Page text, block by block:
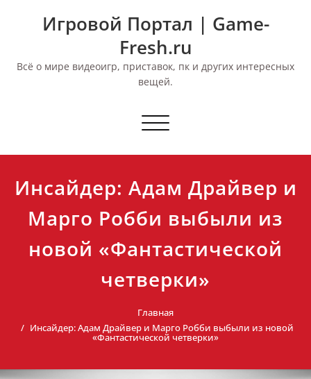
Игровой Портал | Game-
Fresh.ru
Всё о мире видеоигр, приставок, пк и других интересных
вещей.
Переключить
Инсайдер: Адам Драйвер и
Марго Робби выбыли из
новой «Фантастической
четверки»
Главная
Инсайдер: Адам Драйвер и Марго Робби выбыли из новой
«Фантастической четверки»